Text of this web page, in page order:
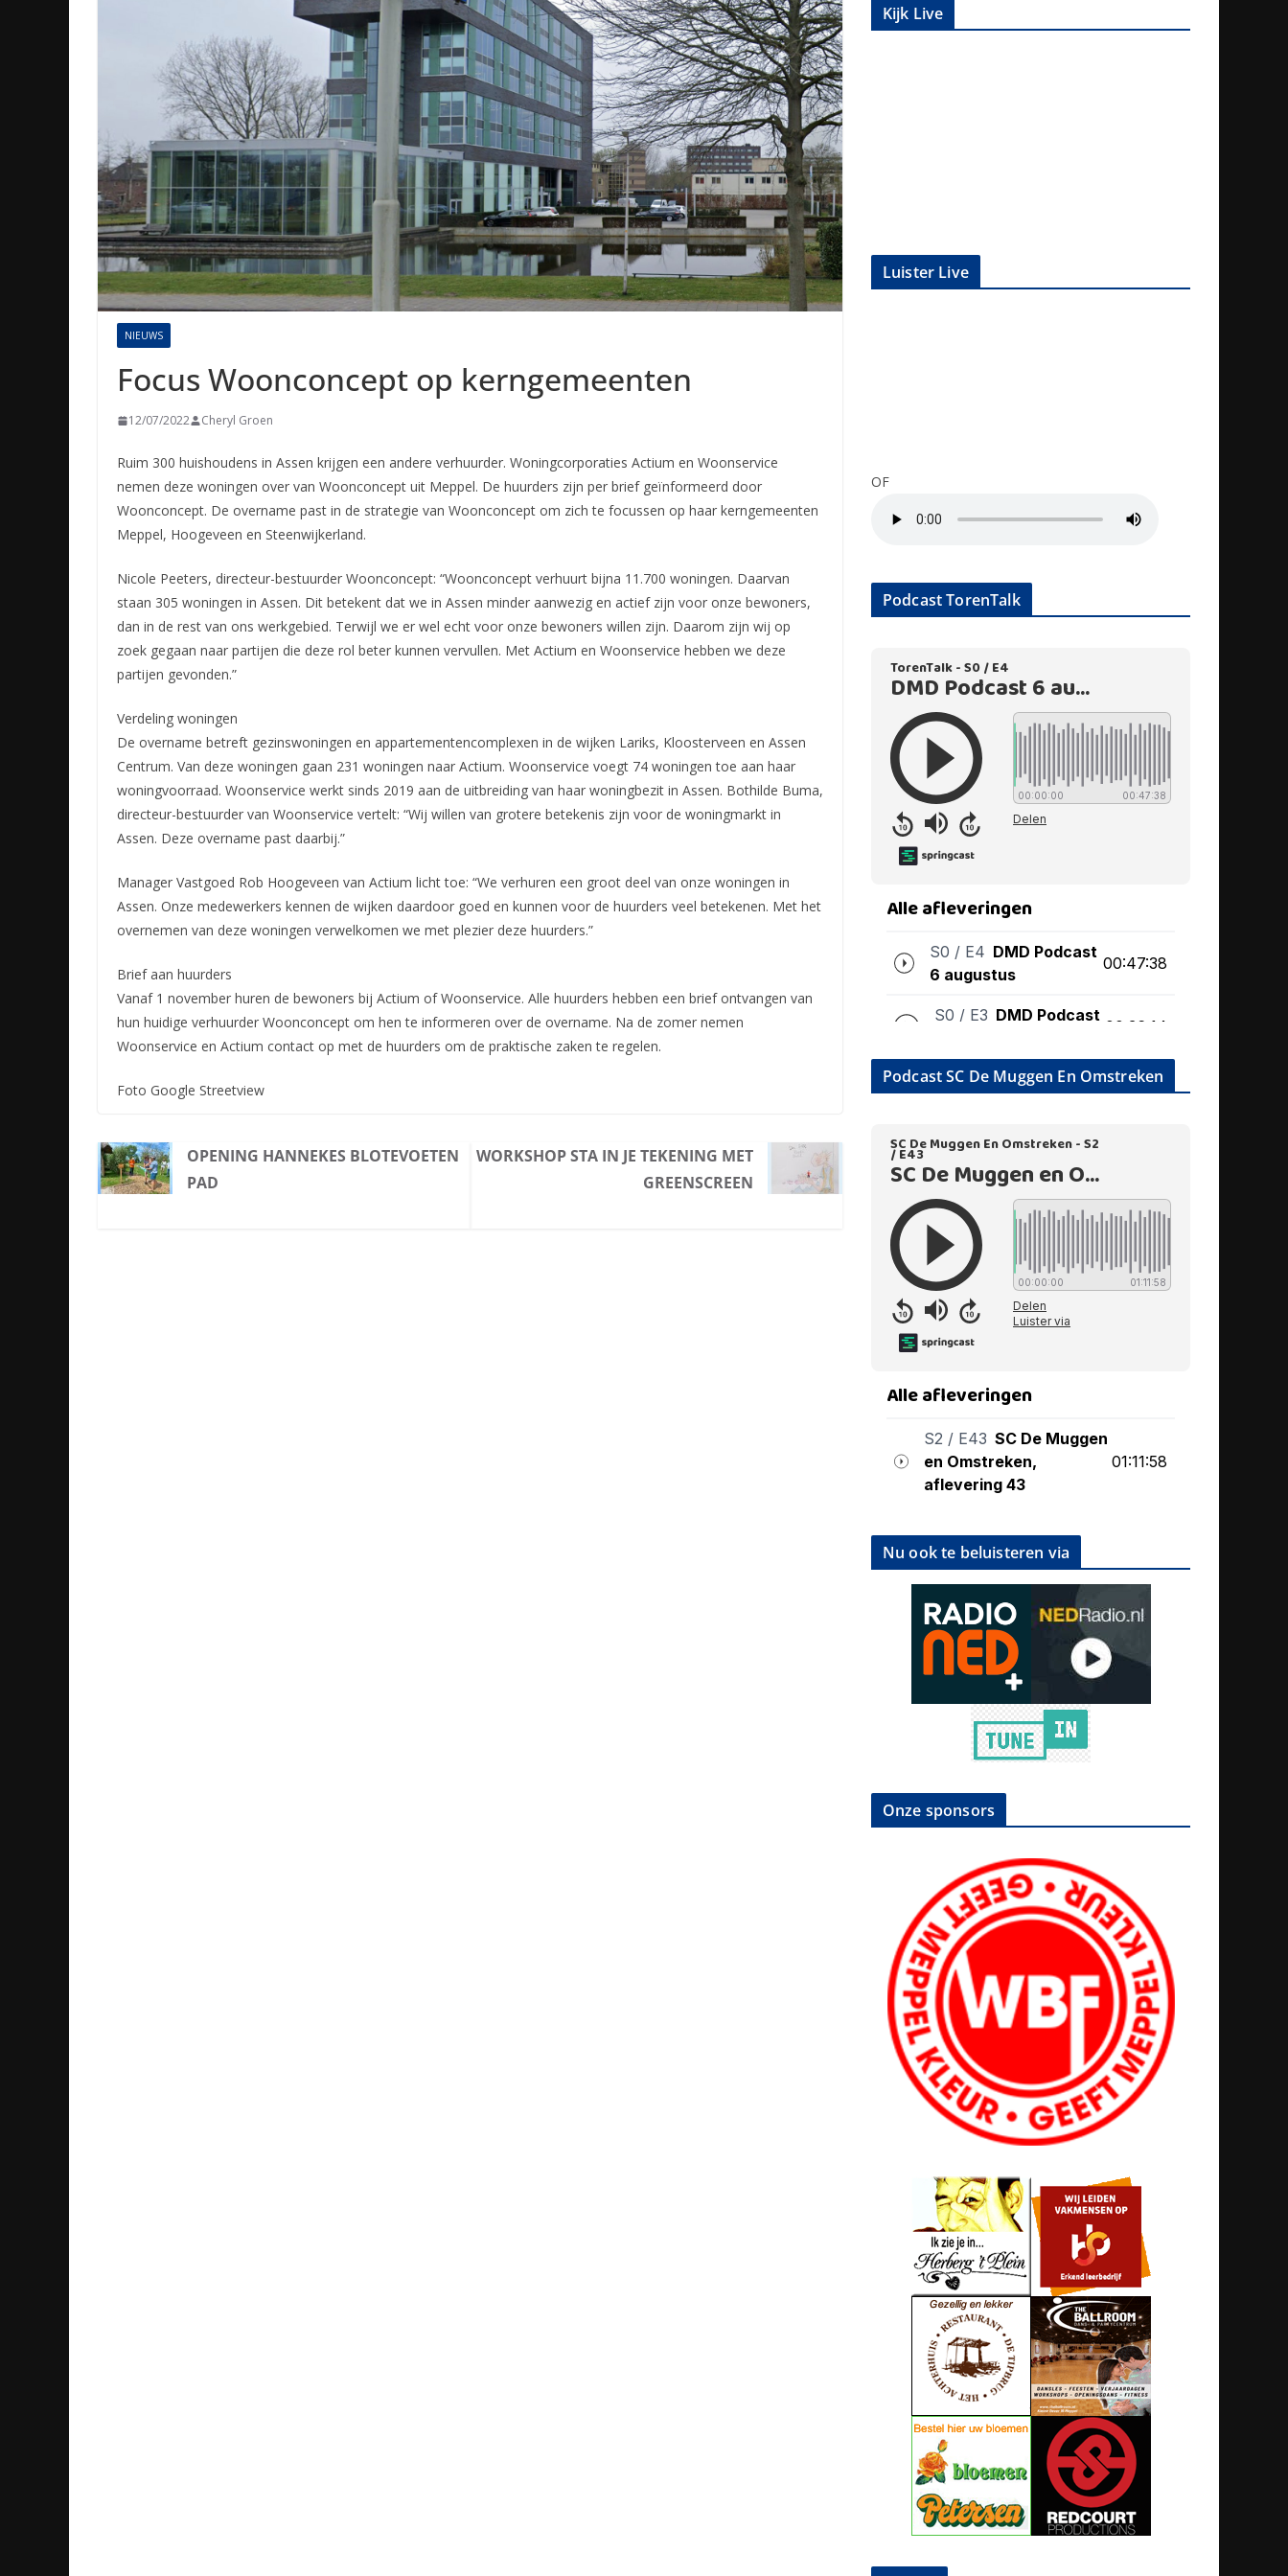
NIEUWS
Focus Woonconcept op kerngemeenten
12/07/2022 Cheryl Groen
Ruim 300 huishoudens in Assen krijgen een andere verhuurder. Woningcorporaties Actium en Woonservice
nemen deze woningen over van Woonconcept uit Meppel. De huurders zijn per brief geïnformeerd door
Woonconcept. De overname past in de strategie van Woonconcept om zich te focussen op haar kerngemeenten
Meppel, Hoogeveen en Steenwijkerland.
Nicole Peeters, directeur-bestuurder Woonconcept: “Woonconcept verhuurt bijna 11.700 woningen. Daarvan
staan 305 woningen in Assen. Dit betekent dat we in Assen minder aanwezig en actief zijn voor onze bewoners,
dan in de rest van ons werkgebied. Terwijl we er wel echt voor onze bewoners willen zijn. Daarom zijn wij op
zoek gegaan naar partijen die deze rol beter kunnen vervullen. Met Actium en Woonservice hebben we deze
partijen gevonden.”
Verdeling woningen
De overname betreft gezinswoningen en appartementencomplexen in de wijken Lariks, Kloosterveen en Assen
Centrum. Van deze woningen gaan 231 woningen naar Actium. Woonservice voegt 74 woningen toe aan haar
woningvoorraad. Woonservice werkt sinds 2019 aan de uitbreiding van haar woningbezit in Assen. Bothilde Buma,
directeur-bestuurder van Woonservice vertelt: “Wij willen van grotere betekenis zijn voor de woningmarkt in
Assen. Deze overname past daarbij.”
Manager Vastgoed Rob Hoogeveen van Actium licht toe: “We verhuren een groot deel van onze woningen in
Assen. Onze medewerkers kennen de wijken daardoor goed en kunnen voor de huurders veel betekenen. Met het
overnemen van deze woningen verwelkomen we met plezier deze huurders.”
Brief aan huurders
Vanaf 1 november huren de bewoners bij Actium of Woonservice. Alle huurders hebben een brief ontvangen van
hun huidige verhuurder Woonconcept om hen te informeren over de overname. Na de zomer nemen
Woonservice en Actium contact op met de huurders om de praktische zaken te regelen.
Foto Google Streetview
OPENING HANNEKES BLOTEVOETEN
PAD
WORKSHOP STA IN JE TEKENING MET
GREENSCREEN
Kijk Live
Luister Live
OF
Podcast TorenTalk
Podcast SC De Muggen En Omstreken
Nu ook te beluisteren via
Onze sponsors